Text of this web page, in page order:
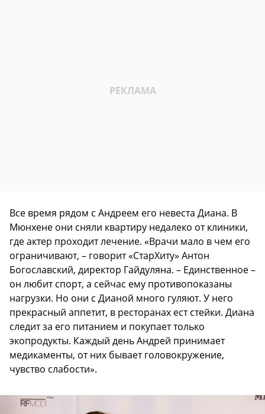
Все время рядом с Андреем его невеста Диана. В
Мюнхене они сняли квартиру недалеко от клиники,
где актер проходит лечение. «Врачи мало в чем его
ограничивают, – говорит «СтарХиту» Антон
Богославский, директор Гайдуляна. – Единственное –
он любит спорт, а сейчас ему противопоказаны
нагрузки. Но они с Дианой много гуляют. У него
прекрасный аппетит, в ресторанах ест стейки. Диана
следит за его питанием и покупает только
экопродукты. Каждый день Андрей принимает
медикаменты, от них бывает головокружение,
чувство слабости».